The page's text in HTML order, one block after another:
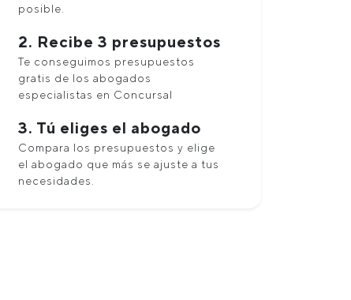
posible.
2. Recibe 3 presupuestos
Te conseguimos presupuestos
gratis de los abogados
especialistas en Concursal
3. Tú eliges el abogado
Compara los presupuestos y elige
el abogado que más se ajuste a tus
necesidades.